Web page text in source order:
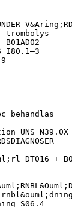
trombolys
I80.1–3
behandlas
UNS N39.0X
DT016 +
S06.4